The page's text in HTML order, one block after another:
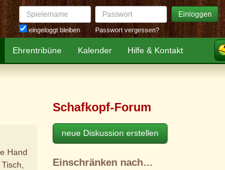
Spielername
eingeloggt bleiben
Passwort Einloggen
Passwort vergessen?
Ehrentribüne Kalender Hilfe & Kontakt
Hand
Schafkopf-Forum
neue Diskussion erstellen
Einschränken nach…